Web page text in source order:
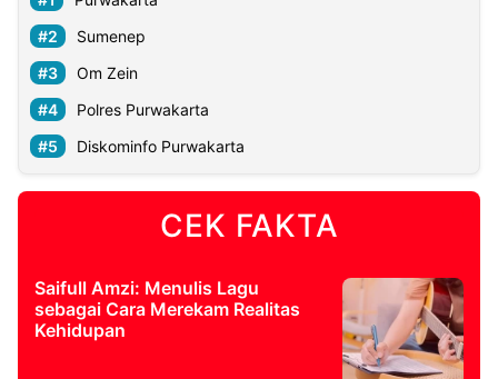
Sumenep
Om Zein
Polres Purwakarta
Diskominfo Purwakarta
CEK FAKTA
Saifull Amzi: Menulis Lagu
sebagai Cara Merekam Realitas
Kehidupan